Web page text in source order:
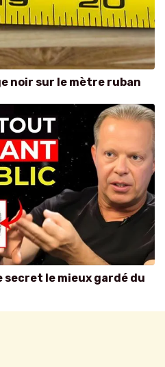
noir sur le mètre ruban
secret le mieux gardé du